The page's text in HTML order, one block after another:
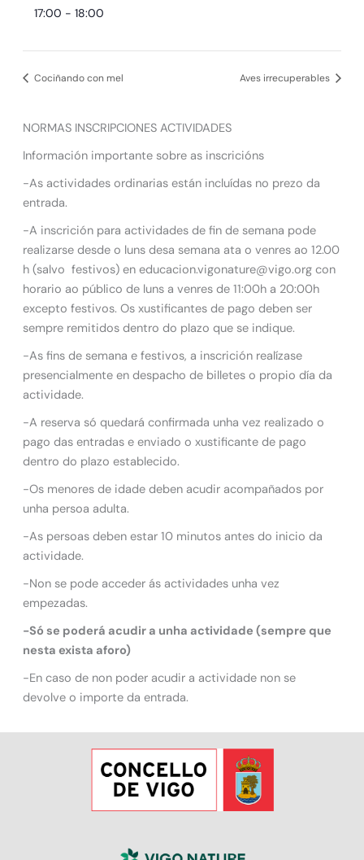
17:00 - 18:00
Cociñando con mel Aves irrecuperables
NORMAS INSCRIPCIONES ACTIVIDADES
Información importante sobre as inscricións
-As actividades ordinarias están incluídas no prezo da
entrada.
-A inscrición para actividades de fin de semana pode
realizarse desde o luns desa semana ata o venres ao 12.00
h (salvo festivos) en educacion.vigonature@vigo.org con
horario ao público de luns a venres de 11:00h a 20:00h
excepto festivos. Os xustificantes de pago deben ser
sempre remitidos dentro do plazo que se indique.
-As fins de semana e festivos, a inscrición realízase
presencialmente en despacho de billetes o propio día da
actividade.
-A reserva só quedará confirmada unha vez realizado o
pago das entradas e enviado o xustificante de pago
dentro do plazo establecido.
-Os menores de idade deben acudir acompañados por
unha persoa adulta.
-As persoas deben estar 10 minutos antes do inicio da
actividade.
-Non se pode acceder ás actividades unha vez
empezadas.
-Só se poderá acudir a unha actividade (sempre que
nesta exista aforo)
-En caso de non poder acudir a actividade non se
devolve o importe da entrada.